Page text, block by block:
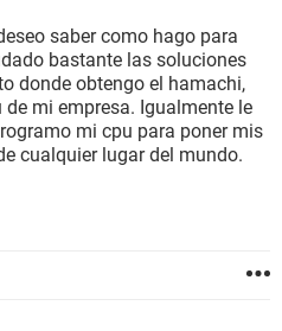
saber como hago para
bastante las soluciones
donde obtengo el hamachi,
mi empresa. Igualmente le
mi cpu para poner mis
cualquier lugar del mundo.